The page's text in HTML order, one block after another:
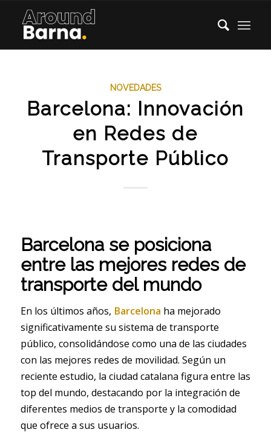
NOVEDADES
Barcelona: Innovación
en Redes de
Transporte Público
Barcelona se posiciona
entre las mejores redes de
transporte del mundo
En los últimos años, Barcelona ha mejorado
significativamente su sistema de transporte
público, consolidándose como una de las ciudades
con las mejores redes de movilidad. Según un
reciente estudio, la ciudad catalana figura entre las
top del mundo, destacando por la integración de
diferentes medios de transporte y la comodidad
que ofrece a sus usuarios.